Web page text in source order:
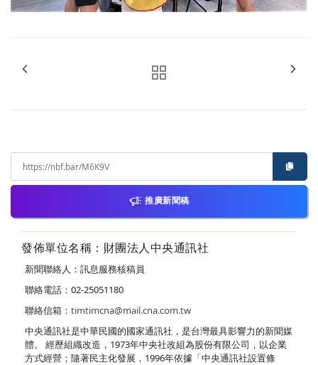
推廣新聞稿
發佈單位名稱：財團法人中央通訊社
新聞聯絡人：訊息服務核稿員
聯絡電話：02-25051180
聯絡信箱： timtimcna@mail.cna.com.tw
中央通訊社是中華民國的國家通訊社，是台灣最具影響力的新聞媒
體。 經歷組織改造，1973年中央社改組為股份有限公司，以企業
方式經營；隨著民主化發展，1996年依據「中央通訊社設置條